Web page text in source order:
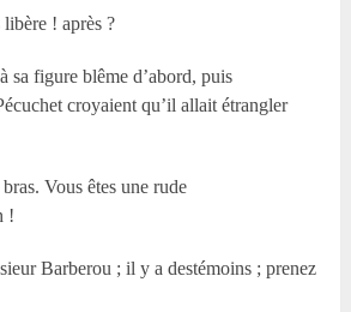
! après ?
sa figure blême d’abord, puis
croyaient qu’il allait étrangler
Vous êtes une rude
!
Barberou ; il y a destémoins ; prenez